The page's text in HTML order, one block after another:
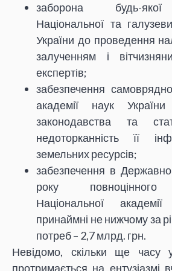
заборона будь-якої
Національної та
України до проведення
залученням і
експертів;
забезпечення
академії наук
законодавства та
недоторканність її
земельних ресурсів;
забезпечення в
року повноцінного
Національної
принаймні не нижчому за
потреб – 2,7 млрд. грн.
Невідомо, скільки ще часу
протримається на ентузіазмі